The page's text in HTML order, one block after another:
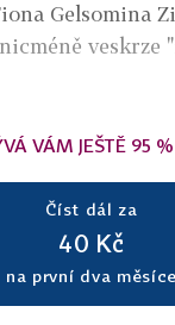
Gelsomina
veskrze
VÁM JEŠTĚ 95
Číst dál za
40 Kč
na první dva měsíce